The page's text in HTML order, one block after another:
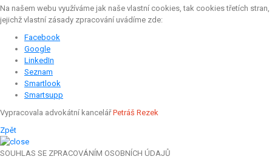
Na našem webu využíváme jak naše vlastní cookies, tak cookies třetích stran,
jejichž vlastní zásady zpracování uvádíme zde:
Facebook
Google
LinkedIn
Seznam
Smartlook
Smartsupp
Vypracovala advokátní kancelářPetráš Rezek
Zpět
SOUHLAS SE ZPRACOVÁNÍM OSOBNÍCH ÚDAJŮ